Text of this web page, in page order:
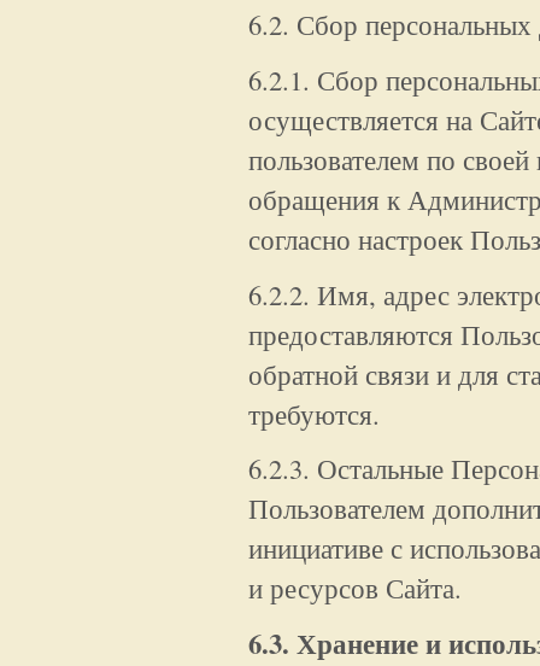
6.2. Сбор
6.2.1. Сбор
осуществляется на
пользователем по
обращения к
согласно настроек
6.2.2. Имя, адрес
предоставляются
обратной связи и для
требуются.
6.2.3. Остальные
Пользователем
инициативе с
и ресурсов Сайта.
6.3. Хранение и